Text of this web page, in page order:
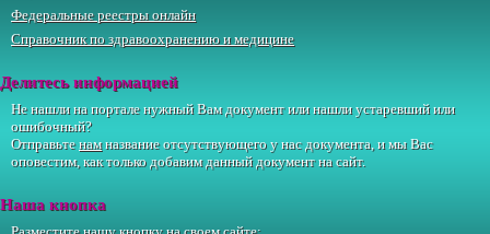
Федеральные реестры онлайн
Справочник по здравоохранению и медицине
Делитесь информацией
Не нашли на портале нужный Вам документ или нашли устаревший или
ошибочный?
Отправьтенамназвание отсутствующего у нас документа, и мы Вас
оповестим, как только добавим данный документ на сайт.
Наша кнопка